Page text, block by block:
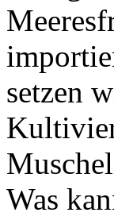
setzen
Was